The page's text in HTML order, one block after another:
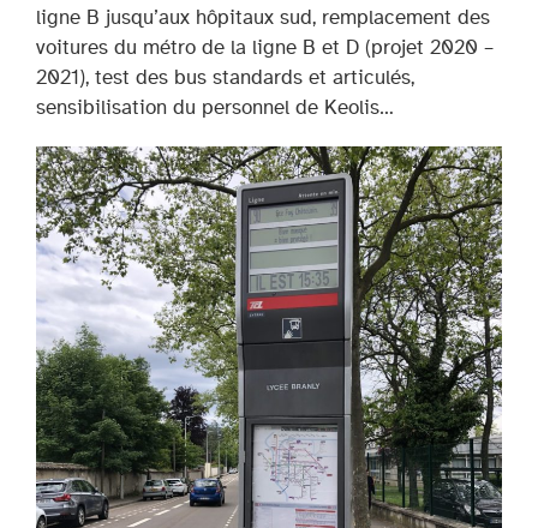
ligne B jusqu’aux hôpitaux sud, remplacement des
voitures du métro de la ligne B et D (projet 2020 –
2021), test des bus standards et articulés,
sensibilisation du personnel de Keolis…